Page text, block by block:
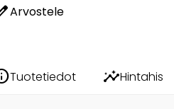
Arvostele
Tuotetiedot insights